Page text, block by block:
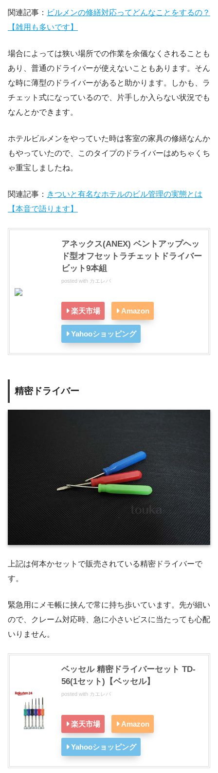
関連記事： ビルメンの修繕対応ってどんなことをするの？
【雑用も多いです】
場合によっては狭い場所での作業を余儀なくされることも
あり、普通のドライバーが使えないこともあります。そん
な時に薄型のドライバーがあると助かります。しかも、ラ
チェット式になっているので、片手しか入らない状況でも
なんとかできます。
ホテルビルメンをやっていた時は客室の家具の修繕なんか
もやっていたので、このタイプのドライバーはめちゃくち
ゃ重宝しましたね。
関連記事： きついと有名なホテルのビル管理の実態とは
【本音で語ります】
アネックス(ANEX) ベントアップヘッ
ド型オフセットラチェットドライバー
ビット9本組
posted with カエレバ
楽天市場 Amazon
Yahooショッピング
精密ドライバー
上記は何本かセットで販売されている精密ドライバーで
す。
緊急用にメモ帳に挟んで常に持ち歩いています。先が細い
ので、クレーム対応時、急に小さいビスに当たっても心配
いりません。
ベッセル 精密ドライバーセット TD-
56(1セット)【ベッセル】
posted with カエレバ
楽天市場 Amazon
Yahooショッピング